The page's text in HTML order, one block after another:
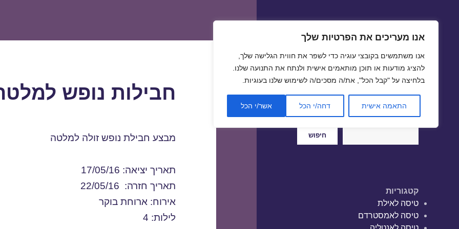
אנו מעריכים את הפרטיות שלך
אנו משתמשים בקובצי עוגיה כדי לשפר את חווית הגלישה שלך,
להציג מודעות או תוכן מותאמים אישית ולנתח את התנועה שלנו.
בלחיצה על "קבל הכל", את/ה מסכים/ה לשימוש שלנו בעוגיות.
התאמה אישית דחה/י הכל אשר/י הכל
טיסה זולה | טיסות זולות
חיפוש
חיפוש
קטגוריות
טיסה לאילת
טיסה לאמסטרדם
חבילות נופש למלטה 17/05/
מבצע חבילת נופש זולה למלטה
תאריך יציאה: 17/05/16
תאריך חזרה: 22/05/16
אירוח: ארוחת בוקר
לילות: 4